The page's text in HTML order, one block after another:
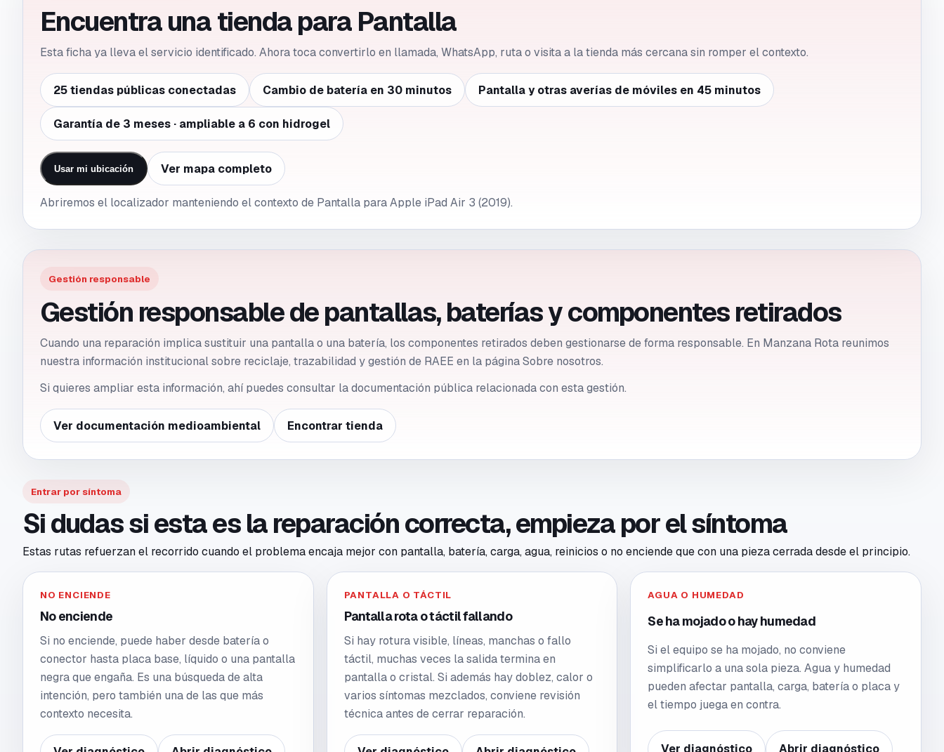
Encuentra una tienda para Pantalla
Esta ficha ya lleva el servicio identificado. Ahora toca convertirlo en llamada, WhatsApp, ruta o visita a la tienda más cercana sin romper el contexto.
25 tiendas públicas conectadas Cambio de batería en 30 minutos Pantalla y otras averías de móviles en 45 minutos
Garantía de 3 meses · ampliable a 6 con hidrogel
Usar mi ubicación Ver mapa completo
Abriremos el localizador manteniendo el contexto de Pantalla para Apple iPad Air 3 (2019).
Gestión responsable
Gestión responsable de pantallas, baterías y componentes retirados
Cuando una reparación implica sustituir una pantalla o una batería, los componentes retirados deben gestionarse de forma responsable. En Manzana Rota reunimos
nuestra información institucional sobre reciclaje, trazabilidad y gestión de RAEE en la página Sobre nosotros.
Si quieres ampliar esta información, ahí puedes consultar la documentación pública relacionada con esta gestión.
Ver documentación medioambiental Encontrar tienda
Entrar por síntoma
Si dudas si esta es la reparación correcta, empieza por el síntoma
Estas rutas refuerzan el recorrido cuando el problema encaja mejor con pantalla, batería, carga, agua, reinicios o no enciende que con una pieza cerrada desde el principio.
NO ENCIENDE
No enciende
Si no enciende, puede haber desde batería o
conector hasta placa base, líquido o una pantalla
negra que engaña. Es una búsqueda de alta
intención, pero también una de las que más
contexto necesita.
PANTALLA O TÁCTIL
Pantalla rota o táctil fallando
Si hay rotura visible, líneas, manchas o fallo
táctil, muchas veces la salida termina en
pantalla o cristal. Si además hay doblez, calor o
varios síntomas mezclados, conviene revisión
técnica antes de cerrar reparación.
AGUA O HUMEDAD
Se ha mojado o hay humedad
Si el equipo se ha mojado, no conviene
simplificarlo a una sola pieza. Agua y humedad
pueden afectar pantalla, carga, batería o placa y
el tiempo juega en contra.
Ver diagnóstico Abrir diagnóstico